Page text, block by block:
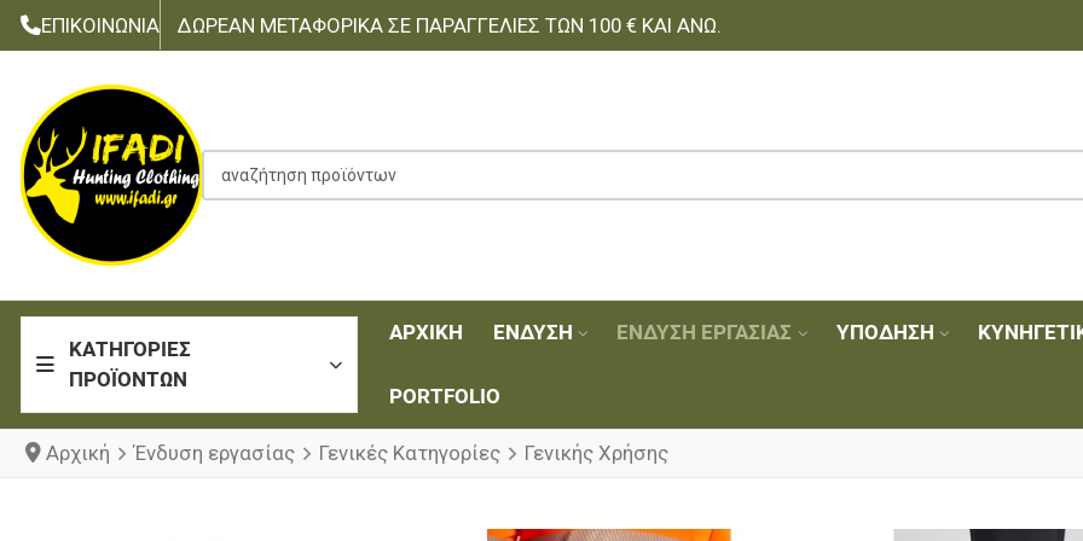
ΕΠΙΚΟΙΝΩΝΊΑ ΔΩΡΕΆΝ ΜΕΤΑΦΟΡΙΚΆ ΣΕ ΠΑΡΑΓΓΕΛΊΕΣ ΤΩΝ 100 € ΚΑΙ ΆΝΩ.
αναζήτηση προϊόντων
ΚΑΤΗΓΟΡΊΕΣ
ΠΡΟΪΌΝΤΩΝ
ΑΡΧΙΚΉ ΈΝΔΥΣΗ ΈΝΔΥΣΗ ΕΡΓΑΣΊΑΣ ΥΠΌΔΗΣΗ
PORTFOLIO
Αρχική Ένδυση εργασίας Γενικές Κατηγορίες Γενικής Χρήσης